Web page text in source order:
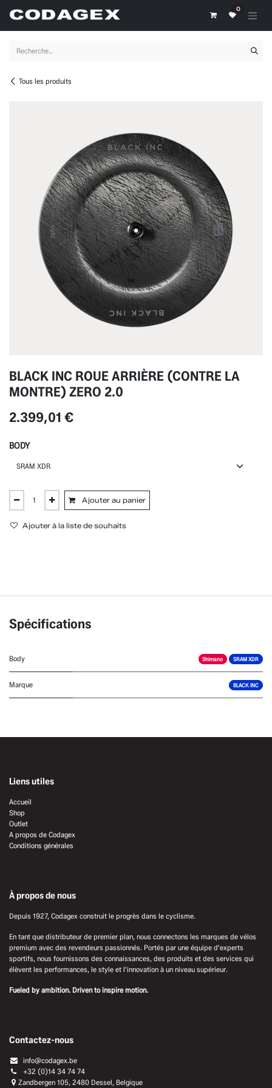
0
Tous les produits
BLACK INC ROUE ARRIÈRE (CONTRE LA
MONTRE) ZERO 2.0
2.399,01 €
BODY
Ajouter au panier
Ajouter à la liste de souhaits
Spécifications
Body Shimano SRAM XDR
Marque BLACK INC
Liens utiles
Accueil
Shop
Outlet
A propos de Codagex
Conditions générales
À propos de nous
Depuis 1927, Codagex construit le progrès dans le cyclisme.
En tant que distributeur de premier plan, nous connectons les marques de vélos
premium avec des revendeurs passionnés. Portés par une équipe d'experts
sportifs, nous fournissons des connaissances, des produits et des services qui
élèvent les performances, le style et l'innovation à un niveau supérieur.
Fueled by ambition. Driven to inspire motion.
Contactez-nous
info@codagex.be
+32 (0)14 34 74 74​
Zandbergen 105, 2480 Dessel, Belgique